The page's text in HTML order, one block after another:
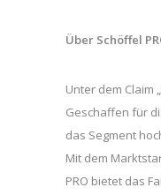
Über Schöffel
Unter dem Claim
Geschaffen für
das Segment
Mit dem
PRO bietet das